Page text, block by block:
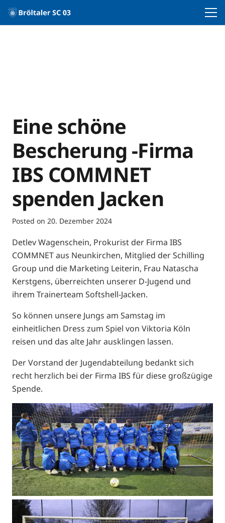
Eine schöne
Bescherung -Firma
IBS COMMNET
spenden Jacken
Posted on 20. Dezember 2024
Detlev Wagenschein, Prokurist der Firma IBS
COMMNET aus Neunkirchen, Mitglied der Schilling
Group und die Marketing Leiterin, Frau Natascha
Kerstgens, überreichten unserer D-Jugend und
ihrem Trainerteam Softshell-Jacken.
So können unsere Jungs am Samstag im
einheitlichen Dress zum Spiel von Viktoria Köln
reisen und das alte Jahr ausklingen lassen.
Der Vorstand der Jugendabteilung bedankt sich
recht herzlich bei der Firma IBS für diese großzügige
Spende.